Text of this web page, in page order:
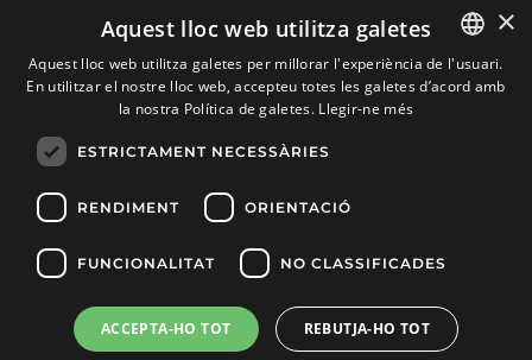
Comparar productes
SERVEI AL CLIENT
Condicions de Compra
Canvis i devolucions
Formes de pagament
SPANISH
×
Aquest lloc web utilitza galetes
Aquest lloc web utilitza galetes per millorar l'experiència de l'usuari.
En utilitzar el nostre lloc web, accepteu totes les galetes d’acord amb
la nostra Política de galetes. Llegir-ne més
ESTRICTAMENT NECESSÀRIES
RENDIMENT ORIENTACIÓ
FUNCIONALITAT NO CLASSIFICADES
ACCEPTA-HO TOT REBUTJA-HO TOT